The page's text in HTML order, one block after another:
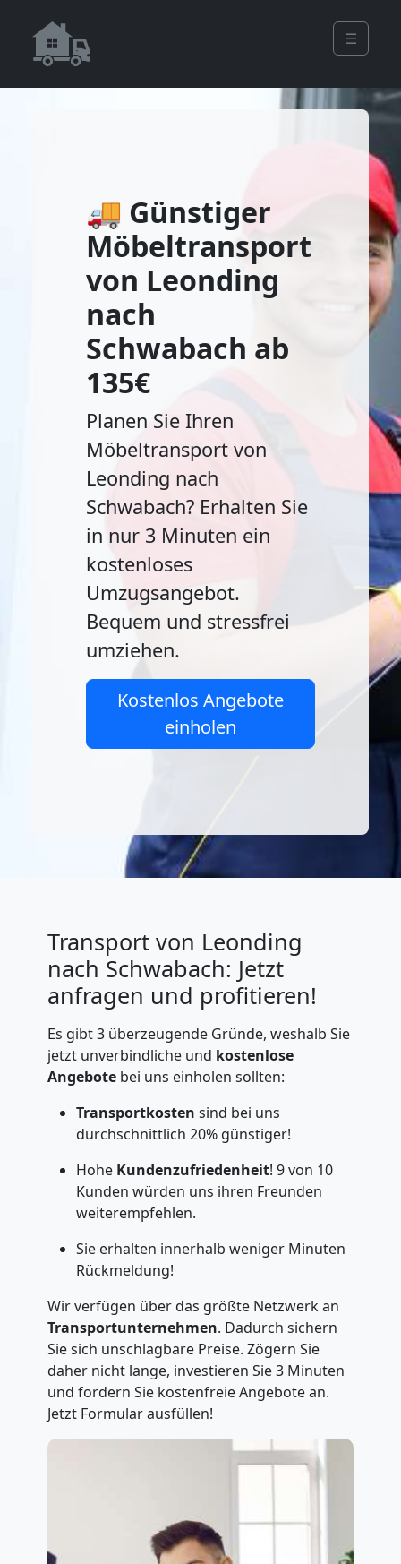
☰
🚚 Günstiger
Möbeltransport
von Leonding
nach
Schwabach ab
135€
Planen Sie Ihren
Möbeltransport von
Leonding nach
Schwabach? Erhalten Sie
in nur 3 Minuten ein
kostenloses
Umzugsangebot.
Bequem und stressfrei
umziehen.
Kostenlos Angebote
einholen
Transport von Leonding
nach Schwabach: Jetzt
anfragen und profitieren!
Es gibt 3 überzeugende Gründe, weshalb Sie
jetzt unverbindliche und kostenlose
Angebotebei uns einholen sollten:
Transportkosten sind bei uns
durchschnittlich 20% günstiger!
Hohe Kundenzufriedenheit! 9 von 10
Kunden würden uns ihren Freunden
weiterempfehlen.
Sie erhalten innerhalb weniger Minuten
Rückmeldung!
Wir verfügen über das größte Netzwerk an
Transportunternehmen. Dadurch sichern
Sie sich unschlagbare Preise. Zögern Sie
daher nicht lange, investieren Sie 3 Minuten
und fordern Sie kostenfreie Angebote an.
Jetzt Formular ausfüllen!